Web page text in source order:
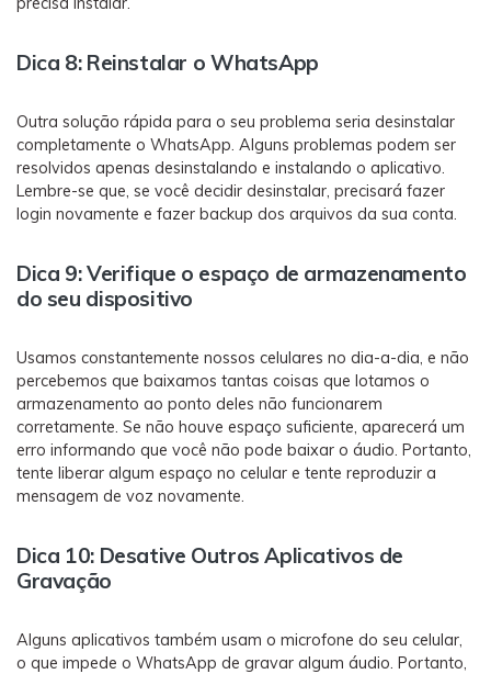
Dica 8: Reinstalar o WhatsApp
Outra solução rápida para o seu problema seria desinstalar
completamente o WhatsApp. Alguns problemas podem ser
resolvidos apenas desinstalando e instalando o aplicativo.
Lembre-se que, se você decidir desinstalar, precisará fazer
login novamente e fazer backup dos arquivos da sua conta.
Dica 9: Verifique o espaço de armazenamento
do seu dispositivo
Usamos constantemente nossos celulares no dia-a-dia, e não
percebemos que baixamos tantas coisas que lotamos o
armazenamento ao ponto deles não funcionarem
corretamente. Se não houve espaço suficiente, aparecerá um
erro informando que você não pode baixar o áudio. Portanto,
tente liberar algum espaço no celular e tente reproduzir a
mensagem de voz novamente.
Dica 10: Desative Outros Aplicativos de
Gravação
Alguns aplicativos também usam o microfone do seu celular,
o que impede o WhatsApp de gravar algum áudio. Portanto,